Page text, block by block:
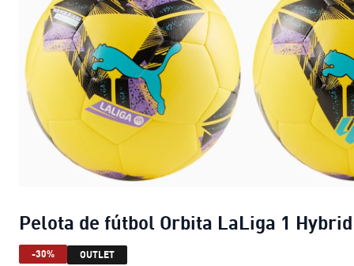
Pelota de fútbol Orbita LaLiga 1 Hybrid
-30% OUTLET